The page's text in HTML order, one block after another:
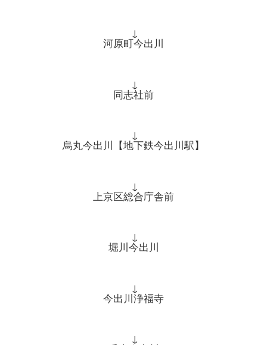
↓
河原町今出川
↓
同志社前
↓
烏丸今出川【地下鉄今出川駅】
↓
上京区総合庁舎前
↓
堀川今出川
↓
今出川浄福寺
↓